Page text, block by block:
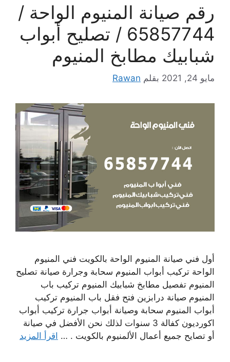
رقم صيانة المنيوم الواحة /
65857744 / تصليح أبواب
شبابيك مطابخ المنيوم
مايو 24, 2021 بقلم Rawan
أول فني صيانة المنيوم الواحة بالكويت فني المنيوم
الواحة تركيب أبواب المنيوم سحابة وجرارة صيانة تصليح
المنيوم تفصيل مطابخ شبابيك المنيوم تركيب باب
المنيوم صيانة درابزين فتح فقل باب المنيوم تركيب
أبواب المنيوم سحابة وصيانة أبواب جرارة تركيب أبواب
اكورديون كفالة 3 سنوات لذلك نحن الأفضل في صيانة
أو تصايح جميع أعمال الألمنيوم بالكويت . … اقرأ المزيد